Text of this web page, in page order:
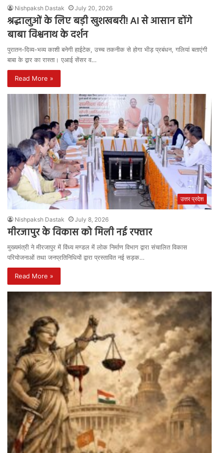
Nishpaksh Dastak July 20, 2026
श्रद्धालुओं के लिए बड़ी खुशखबरी! AI से आसान होंगे
बाबा विश्वनाथ के दर्शन
पुरातन-दिव्य-भव्य काशी बनेगी हाईटेक, उच्च तकनीक से होगा भीड़ प्रबंधन, गलियां बताएंगी
बाबा के द्वार का रास्ता। एआई सेंसर व…
Read More »
उत्तर प्रदेश
Nishpaksh Dastak July 8, 2026
मीरजापुर के विकास को मिली नई रफ्तार
मुख्यमंत्री ने मीरजापुर में विंध्य मण्डल में लोक निर्माण विभाग द्वारा संचालित विकास
परियोजनाओं तथा जनप्रतिनिधियों द्वारा प्रस्तावित नई सड़क…
Read More »